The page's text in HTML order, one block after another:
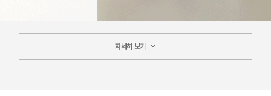
자세히 보기